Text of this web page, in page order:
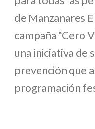
de Manzanares
campaña “Cero
una iniciativa de
prevención que
programación